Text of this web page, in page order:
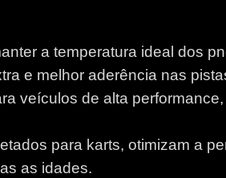
a temperatura ideal dos
e melhor aderência nas
veículos de alta
para karts, otimizam a
as idades.